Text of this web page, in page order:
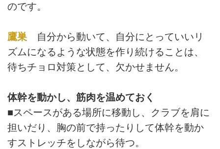
のです。
鷹巣 自分から動いて、自分にとっていいリ
ズムになるような状態を作り続けることは、
待ちチョロ対策として、欠かせません。
体幹を動かし、筋肉を温めておく
■スペースがある場所に移動し、クラブを肩に
担いだり、胸の前で持ったりして体幹を動か
すストレッチをしながら待つ。